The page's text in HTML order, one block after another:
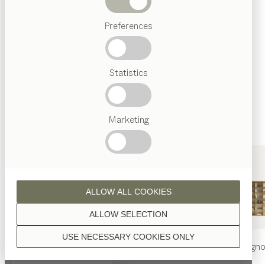
Preferences
Statistics
Marketing
USE NECESSARY COOKIES ONLY
ALLOW SELECTION
ALLOW ALL COOKIES
Artigianalità
tavolonya sedianya libreria filigno
legno sono trattate con olio naturale.
noce selvatico
rovere